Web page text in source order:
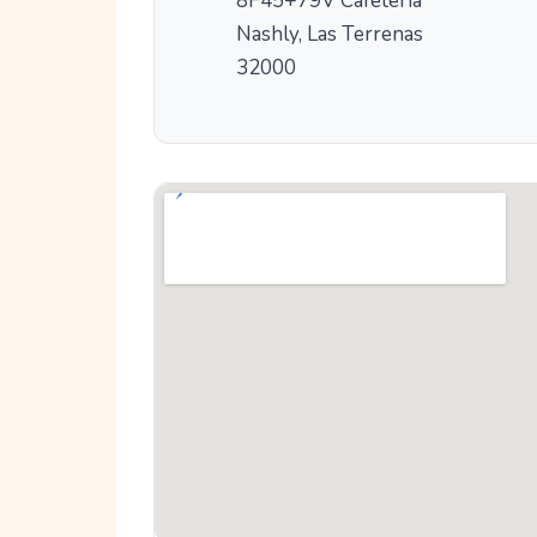
Nashly, Las Terrenas
32000